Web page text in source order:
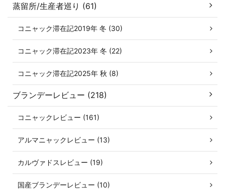
蒸留所/生産者巡り (61)
コニャック滞在記2019年 冬 (30)
コニャック滞在記2023年 冬 (22)
コニャック滞在記2025年 秋 (8)
ブランデーレビュー (218)
コニャックレビュー (161)
アルマニャックレビュー (13)
カルヴァドスレビュー (19)
国産ブランデーレビュー (10)